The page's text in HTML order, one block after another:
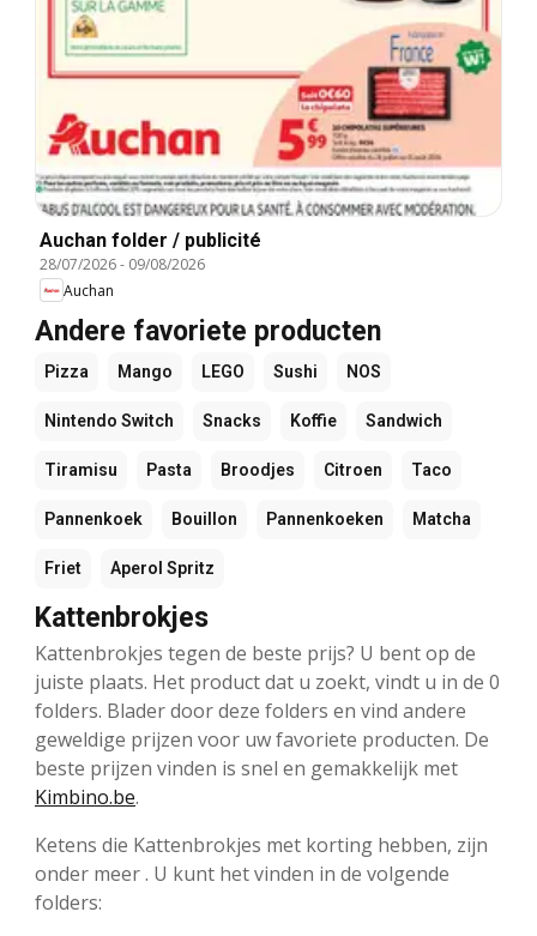
Auchan folder / publicité
28/07/2026- 09/08/2026
Auchan
Andere favoriete producten
Pizza Mango LEGO Sushi NOS
Nintendo Switch Snacks Koffie Sandwich
Tiramisu Pasta Broodjes Citroen Taco
Pannenkoek Bouillon Pannenkoeken Matcha
Friet Aperol Spritz
Kattenbrokjes
Kattenbrokjes tegen de beste prijs? U bent op de
juiste plaats. Het product dat u zoekt, vindt u in de 0
folders. Blader door deze folders en vind andere
geweldige prijzen voor uw favoriete producten. De
beste prijzen vinden is snel en gemakkelijk met
Kimbino.be.
Ketens die Kattenbrokjes met korting hebben, zijn
onder meer . U kunt het vinden in de volgende
folders: